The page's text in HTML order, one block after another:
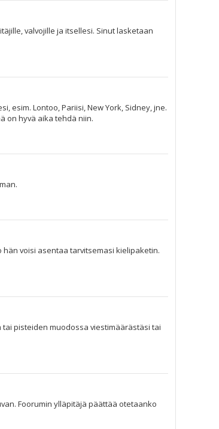
valvojille ja itsellesi. Sinut lasketaan
esim. Lontoo, Pariisi, New York, Sidney, jne.
on hyvä aika tehdä niin.
voisi asentaa tarvitsemasi kielipaketin.
pisteiden muodossa viestimäärästäsi tai
Foorumin ylläpitäjä päättää otetaanko